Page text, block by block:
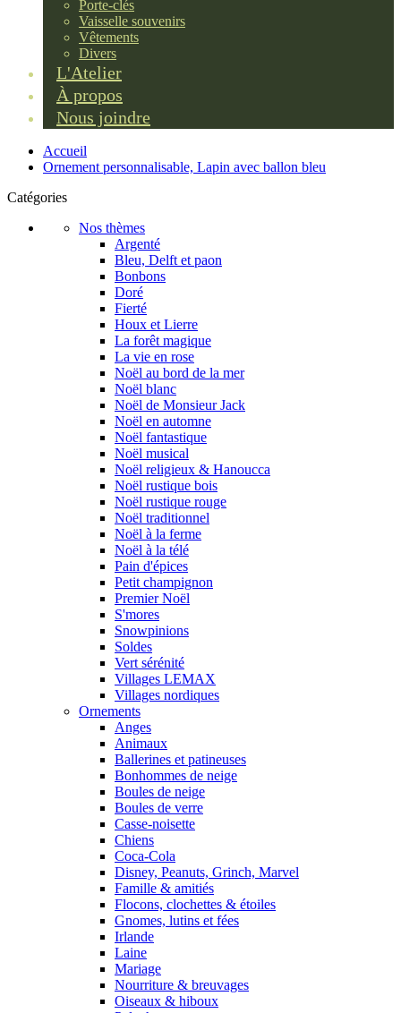
Porte-clés
Vaisselle souvenirs
Vêtements
Divers
L'Atelier
À propos
Nous joindre
Accueil
Ornement personnalisable, Lapin avec ballon bleu
Catégories
Nos thèmes
Argenté
Bleu, Delft et paon
Bonbons
Doré
Fierté
Houx et Lierre
La forêt magique
La vie en rose
Noël au bord de la mer
Noël blanc
Noël de Monsieur Jack
Noël en automne
Noël fantastique
Noël musical
Noël religieux & Hanoucca
Noël rustique bois
Noël rustique rouge
Noël traditionnel
Noël à la ferme
Noël à la télé
Pain d'épices
Petit champignon
Premier Noël
S'mores
Snowpinions
Soldes
Vert sérénité
Villages LEMAX
Villages nordiques
Ornements
Anges
Animaux
Ballerines et patineuses
Bonhommes de neige
Boules de neige
Boules de verre
Casse-noisette
Chiens
Coca-Cola
Disney, Peanuts, Grinch, Marvel
Famille & amitiés
Flocons, clochettes & étoiles
Gnomes, lutins et fées
Irlande
Laine
Mariage
Nourriture & breuvages
Oiseaux & hiboux